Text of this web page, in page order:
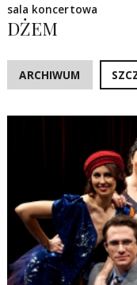
sala koncertowa
DŻEM
ARCHIWUM